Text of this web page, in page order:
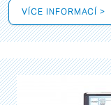
VÍCE INFORMACÍ >